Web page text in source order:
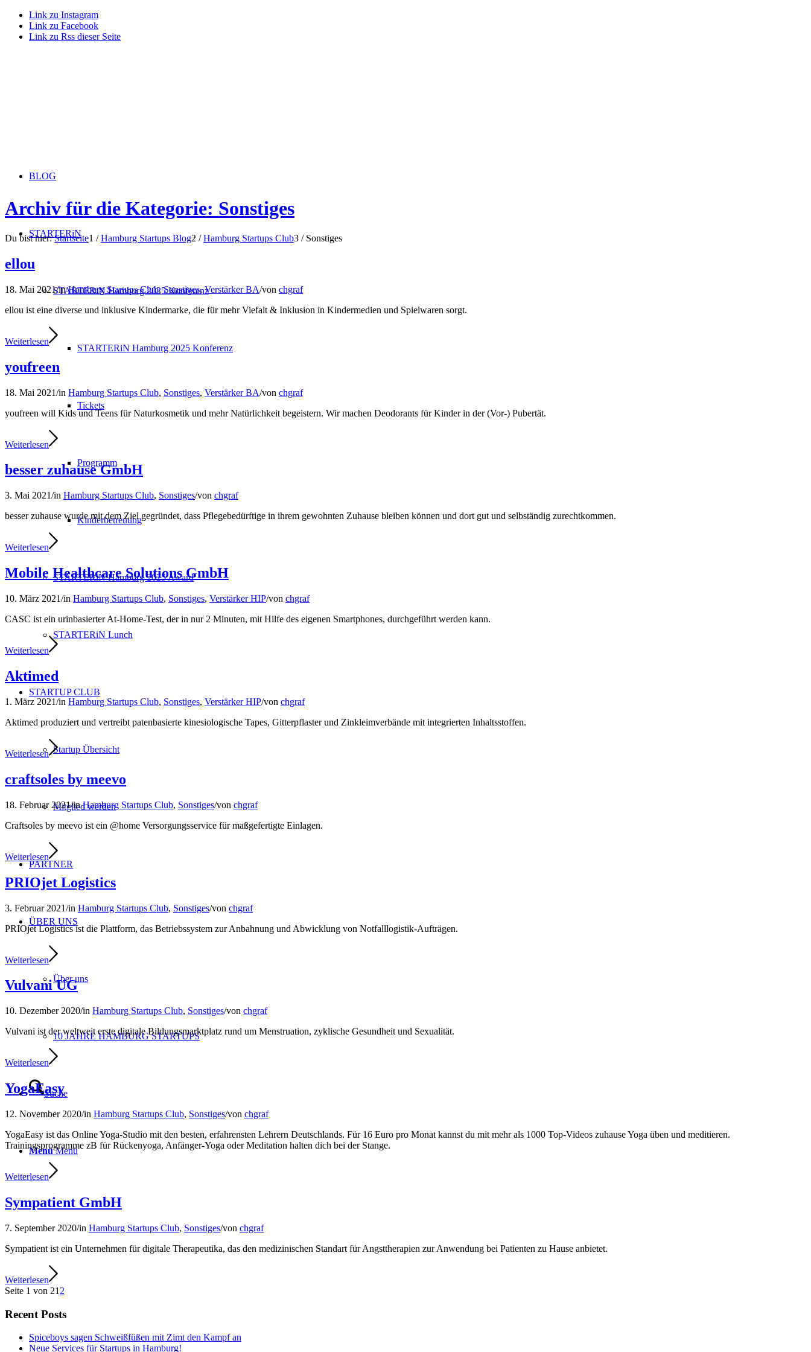
Link zu Instagram
Link zu Facebook
Link zu Rss dieser Seite
BLOG
STARTERiN
STARTERiN Hamburg 2025 Konferenz
STARTERiN Hamburg 2025 Konferenz
Tickets
Programm
Kinderbetreuung
STARTERiN Hamburg 2025 Award
STARTERiN Lunch
STARTUP CLUB
Startup Übersicht
Mitglied werden
PARTNER
ÜBER UNS
Über uns
10 JAHRE HAMBURG STARTUPS
Suche
Menü Menü
Archiv für die Kategorie: Sonstiges
Du bist hier: Startseite1 / Hamburg Startups Blog2 / Hamburg Startups Club3 / Sonstiges
ellou
18. Mai 2021/inHamburg Startups Club,Sonstiges,Verstärker BA/von chgraf
ellou ist eine diverse und inklusive Kindermarke, die für mehr Viefalt & Inklusion in Kindermedien und Spielwaren sorgt.
Weiterlesen
youfreen
18. Mai 2021/in Hamburg Startups Club, Sonstiges, Verstärker BA/von chgraf
youfreen will Kids und Teens für Naturkosmetik und mehr Natürlichkeit begeistern. Wir machen Deodorants für Kinder in der (Vor-) Pubertät.
Weiterlesen
besser zuhause GmbH
3. Mai 2021/in Hamburg Startups Club, Sonstiges/von chgraf
besser zuhause wurde mit dem Ziel gegründet, dass Pflegebedürftige in ihrem gewohnten Zuhause bleiben können und dort gut und selbständig zurechtkommen.
Weiterlesen
Mobile Healthcare Solutions GmbH
10. März 2021/in Hamburg Startups Club, Sonstiges, Verstärker HIP/von chgraf
CASC ist ein urinbasierter At-Home-Test, der in nur 2 Minuten, mit Hilfe des eigenen Smartphones, durchgeführt werden kann.
Weiterlesen
Aktimed
1. März 2021/in Hamburg Startups Club, Sonstiges, Verstärker HIP/von chgraf
Aktimed produziert und vertreibt patenbasierte kinesiologische Tapes, Gitterpflaster und Zinkleimverbände mit integrierten Inhaltsstoffen.
Weiterlesen
craftsoles by meevo
18. Februar 2021/inHamburg Startups Club, Sonstiges/von chgraf
Craftsoles by meevo ist ein @home Versorgungsservice für maßgefertigte Einlagen.
Weiterlesen
PRIOjet Logistics
3. Februar 2021/in Hamburg Startups Club, Sonstiges/von chgraf
PRIOjet Logistics ist die Plattform, das Betriebssystem zur Anbahnung und Abwicklung von Notfalllogistik-Aufträgen.
Weiterlesen
Vulvani UG
10. Dezember 2020/in Hamburg Startups Club, Sonstiges/von chgraf
Vulvani ist der weltweit erste digitale Bildungsmarktplatz rund um Menstruation, zyklische Gesundheit und Sexualität.
Weiterlesen
YogaEasy
12. November 2020/in Hamburg Startups Club, Sonstiges/von chgraf
YogaEasy ist das Online Yoga-Studio mit den besten, erfahrensten Lehrern Deutschlands. Für 16 Euro pro Monat kannst du mit mehr als 1000 Top-Videos zuhause Yoga üben und meditieren.
Trainingsprogramme zB für Rückenyoga, Anfänger-Yoga oder Meditation halten dich bei der Stange.
Weiterlesen
Sympatient GmbH
7. September 2020/in Hamburg Startups Club, Sonstiges/von chgraf
Sympatient ist ein Unternehmen für digitale Therapeutika, das den medizinischen Standart für Angsttherapien zur Anwendung bei Patienten zu Hause anbietet.
Weiterlesen
Seite 1 von 21 2
Recent Posts
Spiceboys sagen Schweißfüßen mit Zimt den Kampf an
Neue Services für Startups in Hamburg!